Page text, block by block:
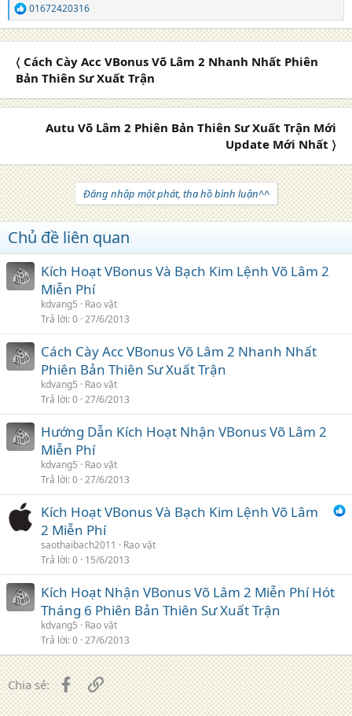
R
e
a
n
01672420316
〈 Cách Cày Acc VBonus Võ Lâm 2 Nhanh Nhất Phiên
Bản Thiên Sư Xuất Trận
Autu Võ Lâm 2 Phiên Bản Thiên Sư Xuất Trận Mới
Update Mới Nhất 〉
Đăng nhập một phát, tha hồ bình luận^^
Chủ đề liên quan
Kích Hoạt VBonus Và Bạch Kim Lệnh Võ Lâm 2
Miễn Phí
kdvang5
Rao vặt
Trả lời 0 27/6/2013
Cách Cày Acc VBonus Võ Lâm 2 Nhanh Nhất
Phiên Bản Thiên Sư Xuất Trận
kdvang5
Rao vặt
Trả lời 0 27/6/2013
Hướng Dẫn Kích Hoạt Nhận VBonus Võ Lâm 2
Miễn Phí
kdvang5
Rao vặt
Trả lời 0 27/6/2013
Kích Hoạt VBonus Và Bạch Kim Lệnh Võ Lâm
2 Miễn Phí
saothaibach2011
Rao vặt
Trả lời 0 15/6/2013
Kích Hoạt Nhận VBonus Võ Lâm 2 Miễn Phí Hót
Tháng 6 Phiên Bản Thiên Sư Xuất Trận
kdvang5
Rao vặt
Trả lời 0 27/6/2013
Chia sẻ: FacebookLiên kết